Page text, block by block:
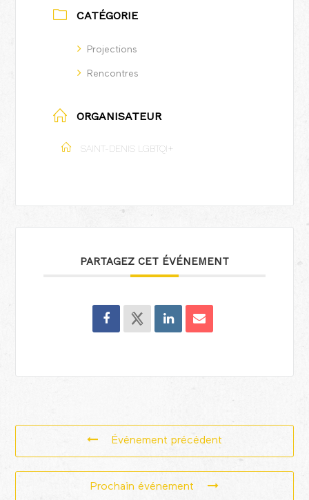
CATÉGORIE
Projections
Rencontres
ORGANISATEUR
SAINT-DENIS LGBTQI+
PARTAGEZ CET ÉVÉNEMENT
Événement précédent
Prochain événement